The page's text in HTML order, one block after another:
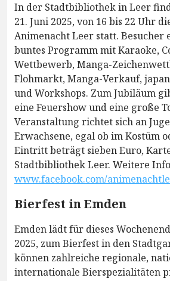
In der Stadtbibliothek in Leer
21. Juni 2025, von 16 bis 22 Uhr
Animenacht Leer statt.
buntes Programm mit Karaoke,
Wettbewerb, Manga-
Flohmarkt, Manga-Verkauf,
und Workshops. Zum Jubiläum
eine Feuershow und eine große
Veranstaltung richtet sich an
Erwachsene, egal ob im Kostüm
Eintritt beträgt sieben Euro,
Stadtbibliothek Leer. Weitere
www.facebook.com/
Bierfest in Emden
Emden lädt für dieses
2025, zum Bierfest in den
können zahlreiche regionale,
internationale Bierspezialitäten